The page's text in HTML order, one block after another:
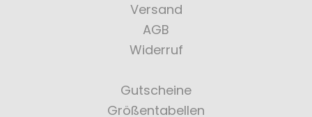
Versand
AGB
Widerruf
Gutscheine
Größentabellen